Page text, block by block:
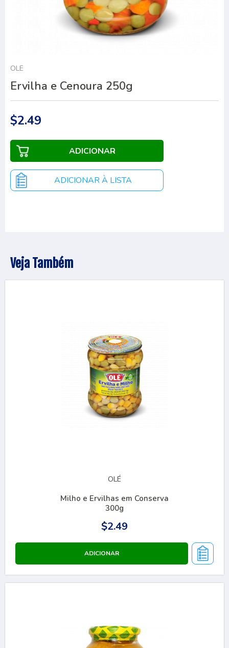
OLÉ
Ervilha e Cenoura 250g
$2.49
Veja Também
OLÉ
Milho e Ervilhas em Conserva
300g
$2.49